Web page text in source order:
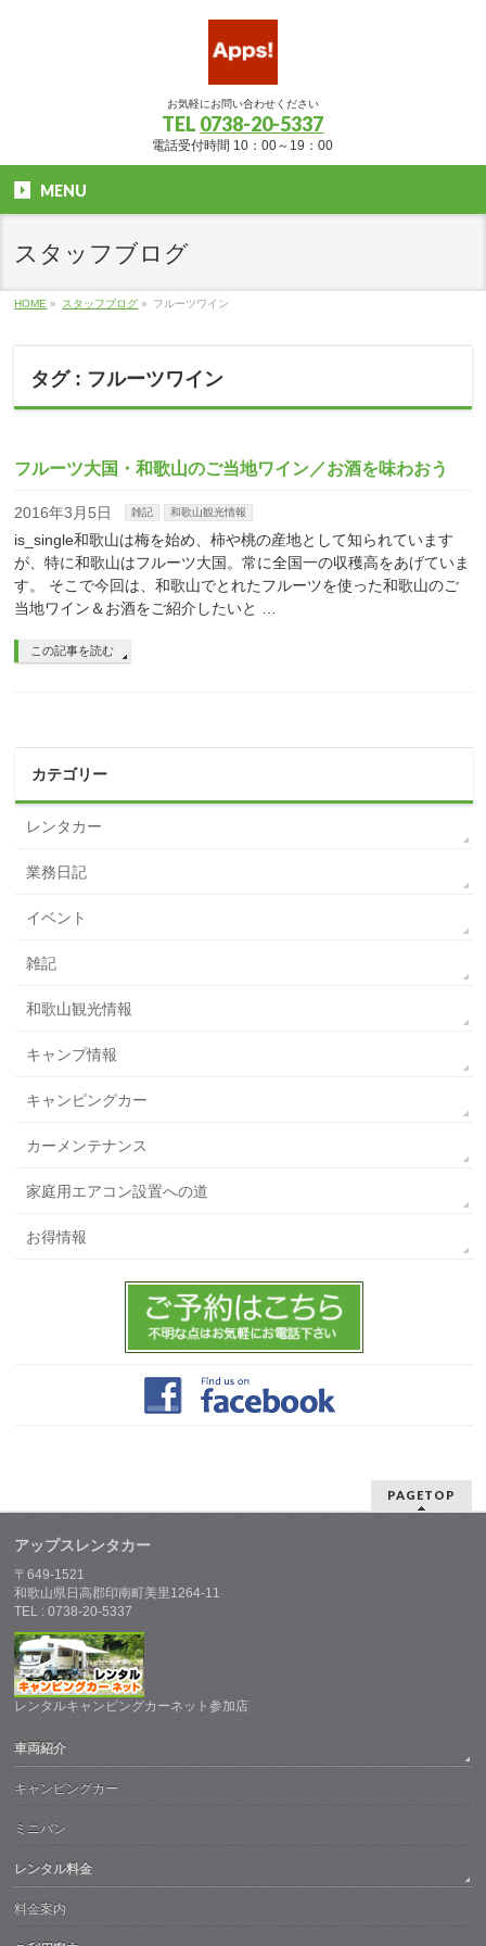
お気軽にお問い合わせください
TEL 0738-20-5337
電話受付時間 10：00～19：00
MENU
スタッフブログ
HOME » スタッフブログ » フルーツワイン
タグ : フルーツワイン
フルーツ大国・和歌山のご当地ワイン／お酒を味わおう
2016年3月5日 雑記 和歌山観光情報
is_single和歌山は梅を始め、柿や桃の産地として知られています
が、特に和歌山はフルーツ大国。常に全国一の収穫高をあげていま
す。 そこで今回は、和歌山でとれたフルーツを使った和歌山のご
当地ワイン＆お酒をご紹介したいと …
この記事を読む
カテゴリー
レンタカー
業務日記
イベント
雑記
和歌山観光情報
キャンプ情報
キャンピングカー
カーメンテナンス
家庭用エアコン設置への道
お得情報
PAGETOP
アップスレンタカー
〒649-1521
和歌山県日高郡印南町美里1264-11
TEL : 0738-20-5337
レンタルキャンピングカーネット参加店
車両紹介
キャンピングカー
ミニバン
レンタル料金
料金案内